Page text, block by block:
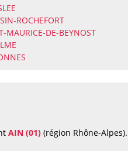
ROCHEFORT
MAURICE-DE-BEYNOST
AIN (01) (région Rhône-Alpes).